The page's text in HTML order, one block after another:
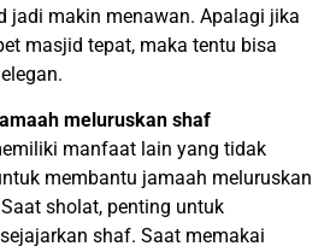
jadi makin menawan. Apalagi jika
masjid tepat, maka tentu bisa
meluruskan shaf
manfaat lain yang tidak
membantu jamaah meluruskan
sholat, penting untuk
shaf. Saat memakai